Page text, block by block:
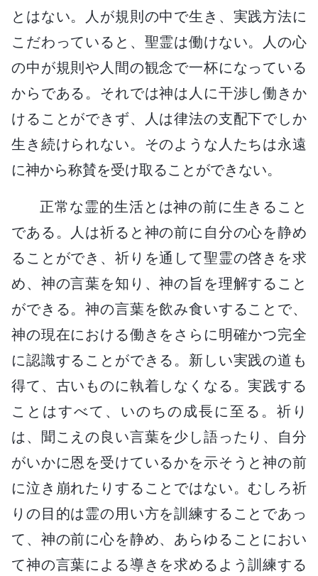
とはない。人が規則の中で生き、実践方法に
こだわっていると、聖霊は働けない。人の心
の中が規則や人間の観念で一杯になっている
からである。それでは神は人に干渉し働きか
けることができず、人は律法の支配下でしか
生き続けられない。そのような人たちは永遠
に神から称賛を受け取ることができない。
正常な霊的生活とは神の前に生きること
である。人は祈ると神の前に自分の心を静め
ることができ、祈りを通して聖霊の啓きを求
め、神の言葉を知り、神の旨を理解すること
ができる。神の言葉を飲み食いすることで、
神の現在における働きをさらに明確かつ完全
に認識することができる。新しい実践の道も
得て、古いものに執着しなくなる。実践する
ことはすべて、いのちの成長に至る。祈り
は、聞こえの良い言葉を少し語ったり、自分
がいかに恩を受けているかを示そうと神の前
に泣き崩れたりすることではない。むしろ祈
りの目的は霊の用い方を訓練することであっ
て、神の前に心を静め、あらゆることにおい
て神の言葉による導きを求めるよう訓練する